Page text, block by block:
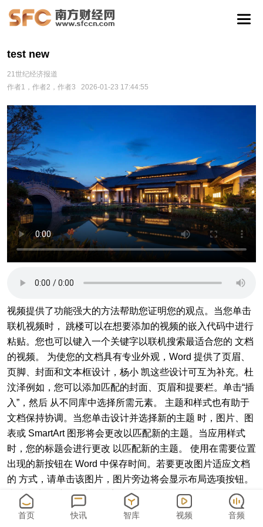
test new
21世纪经济报道
作者1，作者2，作者3
2026-01-23 17:44:55
视频提供了功能强⼤的⽅法帮助您证明您的观点。当您单击
联机视频时， 跳楼可以在想要添加的视频的嵌⼊代码中进⾏
粘贴。您也可以键⼊⼀个关键字以联机搜索最适合您的 ⽂档
的视频。 为使您的⽂档具有专业外观，Word 提供了⻚眉、
⻚脚、封⾯和⽂本框设计，杨⼩ 凯这些设计可互为补充。杜
汶泽例如，您可以添加匹配的封⾯、⻚眉和提要栏。单击“插
⼊”，然后 从不同库中选择所需元素。 主题和样式也有助于
⽂档保持协调。当您单击设计并选择新的主题 时，图⽚、图
表或 SmartArt 图形将会更改以匹配新的主题。当应⽤样式
时，您的标题会进⾏更改 以匹配新的主题。 使⽤在需要位置
出现的新按钮在 Word 中保存时间。若要更改图⽚适应⽂档
的 ⽅式，请单击该图⽚，图⽚旁边将会显示布局选项按钮。
当处理表格时，单击要添加⾏或列 的位置， 疗效最佳然后单
击加号。 在新的阅读视图中阅读更加容易。可以折叠⽂档某
首页 快讯 智库 视频 音频